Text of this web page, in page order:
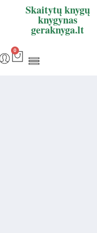
Skaitytų knygų
knygynas
geraknyga.lt
0